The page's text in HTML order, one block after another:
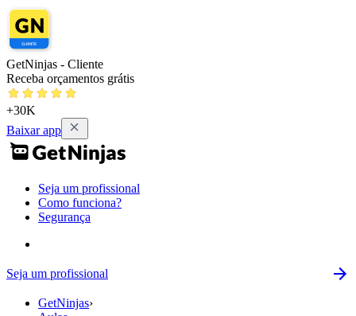
GetNinjas - Cliente
Receba orçamentos grátis
+30K
Baixar app
Seja um profissional
Como funciona?
Segurança
Seja um profissional
GetNinjas›